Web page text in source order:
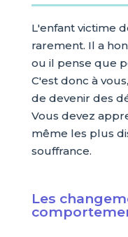
L'enfant victime
rarement. Il a
ou il pense que
C'est donc à
de devenir des
Vous devez
même les plus
souffrance.
Les